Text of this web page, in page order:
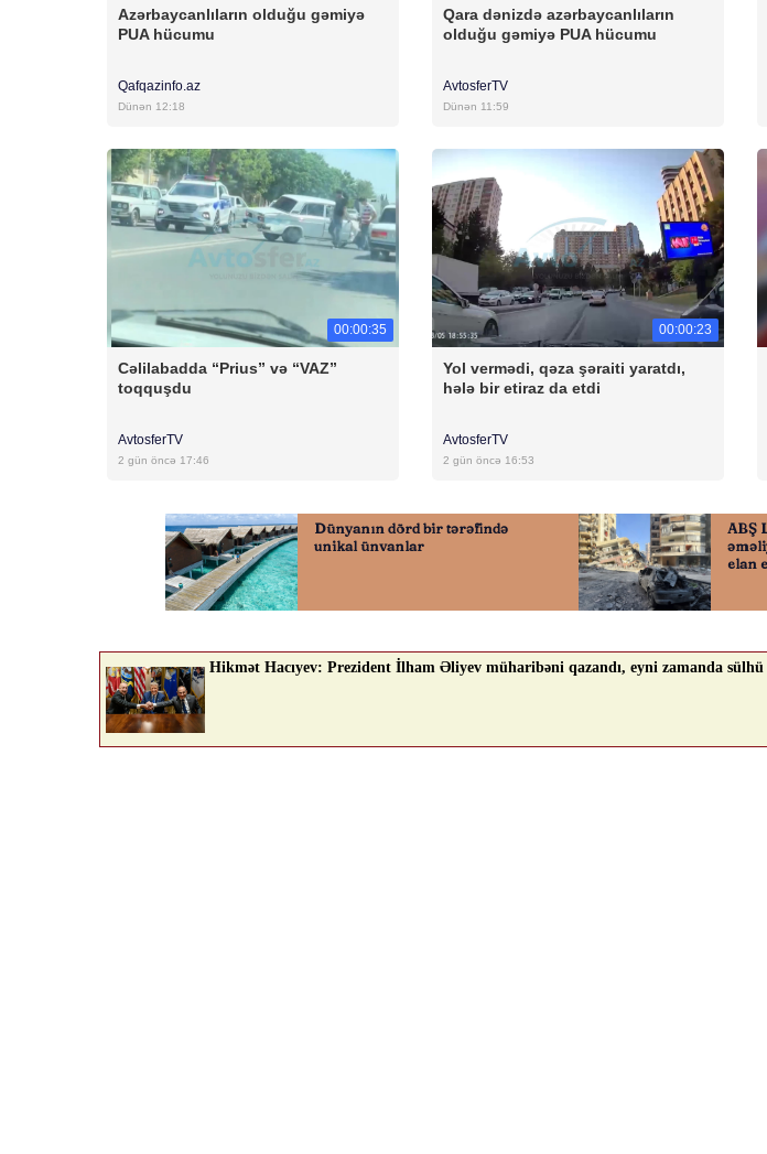
Azərbaycanlıların olduğu gəmiyə
PUA hücumu
Qafqazinfo.az
Dünən 12:18
Qara dənizdə azərbaycanlıların
olduğu gəmiyə PUA hücumu
AvtosferTV
Dünən 11:59
00:00:35
Cəlilabadda “Prius” və “VAZ”
toqquşdu
AvtosferTV
2 gün öncə 17:46
00:00:23
Yol vermədi, qəza şəraiti yaratdı,
hələ bir etiraz da etdi
AvtosferTV
2 gün öncə 16:53